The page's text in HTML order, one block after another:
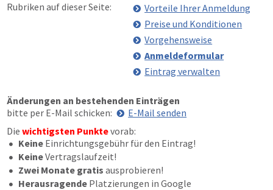
Rubriken auf dieser Seite:
Vorteile Ihrer Anmeldung
Preise und Konditionen
Vorgehensweise
Anmeldeformular
Eintrag verwalten
Die wichtigsten Punktevorab:
Keine Einrichtungsgebühr für den Eintrag!
KeineVertragslaufzeit!
Zwei Monate gratis ausprobieren!
Änderungen an bestehenden Einträgen
bitte per E-Mail schicken:
E-Mail senden
Herausragende Platzierungen in Google